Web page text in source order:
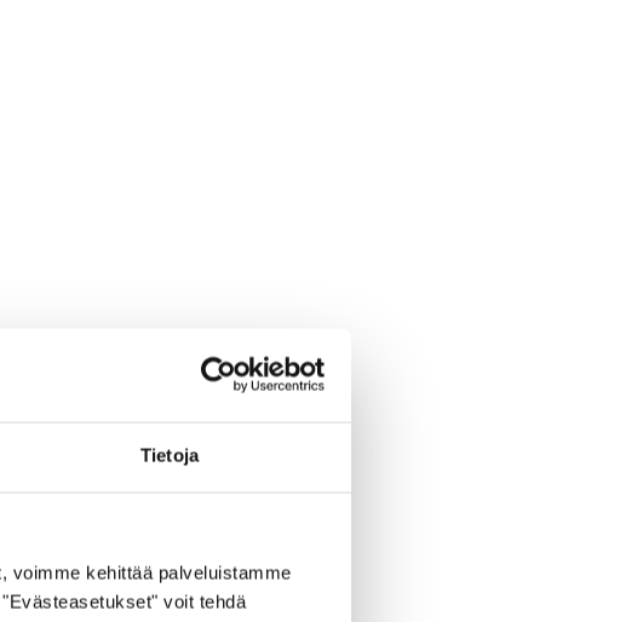
Tietoja
voimme kehittää palveluistamme
voit tehdä